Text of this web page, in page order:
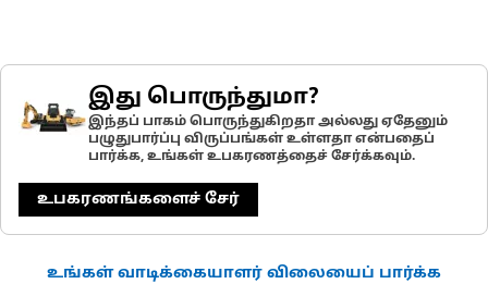
இது பொருந்துமா?
இந்தப் பாகம் பொருந்துகிறதா அல்லது ஏதேனும்
பழுதுபார்ப்பு விருப்பங்கள் உள்ளதா என்பதைப்
பார்க்க, உங்கள் உபகரணத்தைச் சேர்க்கவும்.
உபகரணங்களைச் சேர்
உங்கள் வாடிக்கையாளர் விலையைப் பார்க்க